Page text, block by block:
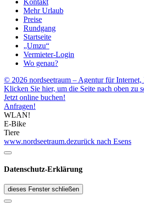
Mehr Urlaub
Preise
Rundgang
Startseite
„Umzu“
Vermieter-Login
Wo genau?
© 2026 nordseetraum – Agentur für
Klicken Sie hier, um die Seite nach oben zu
Jetzt online buchen!
Anfragen!
WLAN!
E-Bike
Tiere
www.nordseetraum.dezurück nach Esens
Datenschutz-Erklärung
dieses Fenster schließen